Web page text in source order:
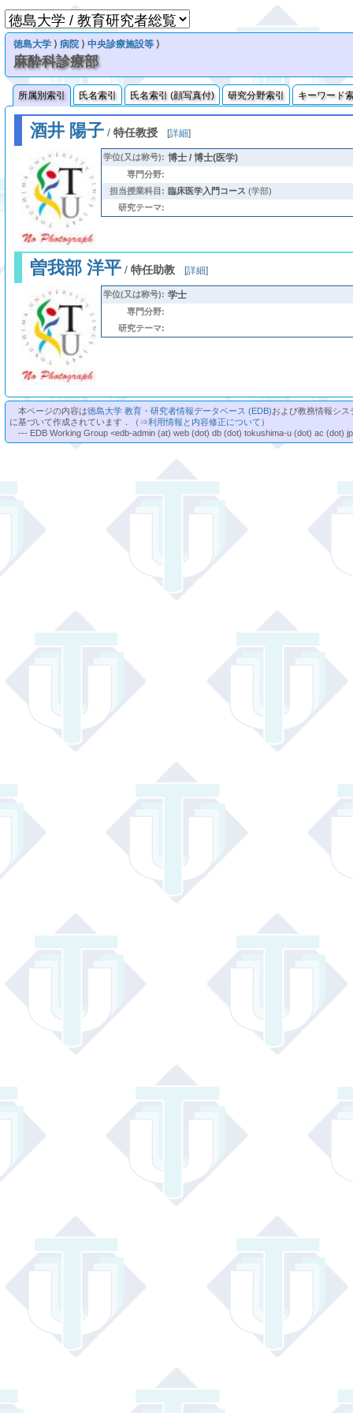
徳島大学 ⟩病院 ⟩中央診療施設等 ⟩
麻酔科診療部
所属別索引 氏名索引 氏名索引 (顔写真付) 研究分野索引 キーワード
酒井 陽子/ 特任教授 [詳細]
学位(又は称号): 博士 / 博士(医学)
専門分野:
担当授業科目: 臨床医学入門コース (学部)
研究テーマ:
曽我部 洋平/ 特任助教 [詳細]
学位(又は称号): 学士
専門分野:
研究テーマ:
本ページの内容は徳島大学 教育・研究者情報データベース (EDB)および教務情報シ
に基づいて作成されています．（⇒利用情報と内容修正について ）
--- EDB Working Group <edb-admin (at) web (dot) db (dot) tokushima-u (dot) ac (dot)